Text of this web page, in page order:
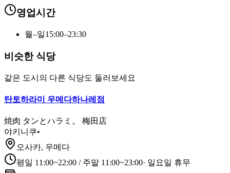
영업시간
월–일15:00–23:30
비슷한 식당
같은 도시의 다른 식당도 둘러보세요
탄토하라미 우메다하나레점
焼肉 タンとハラミ。 梅田店
야키니쿠•
오사카, 우메다
평일 11:00~22:00 / 주말 11:00~23:00· 일요일 휴무